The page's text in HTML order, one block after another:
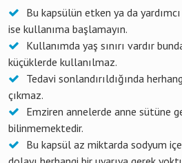
Bu kapsülün etken ya da
ise kullanıma başlamayın.
Kullanımda yaş sınırı vardır
küçüklerde kullanılmaz.
Tedavi sonlandırıldığında
çıkmaz.
Emziren annelerde anne sütüne
bilinmemektedir.
Bu kapsül az miktarda sodyum